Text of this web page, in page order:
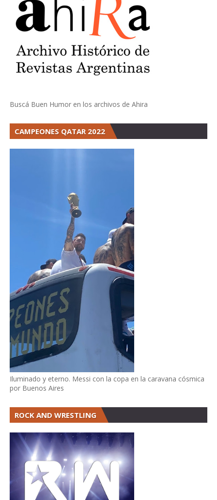
Buscá Buen Humor en los archivos de Ahira
CAMPEONES QATAR 2022
Iluminado y eterno. Messi con la copa en la caravana cósmica
por Buenos Aires
ROCK AND WRESTLING